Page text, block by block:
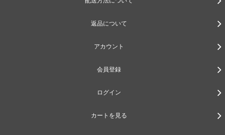
返品について
アカウント
会員登録
ログイン
カートを見る